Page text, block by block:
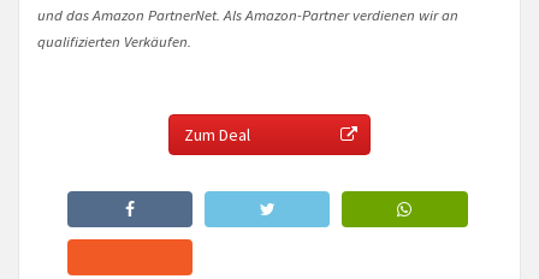
und das Amazon PartnerNet. Als Amazon-Partner verdienen wir an
qualifizierten Verkäufen.
Zum Deal